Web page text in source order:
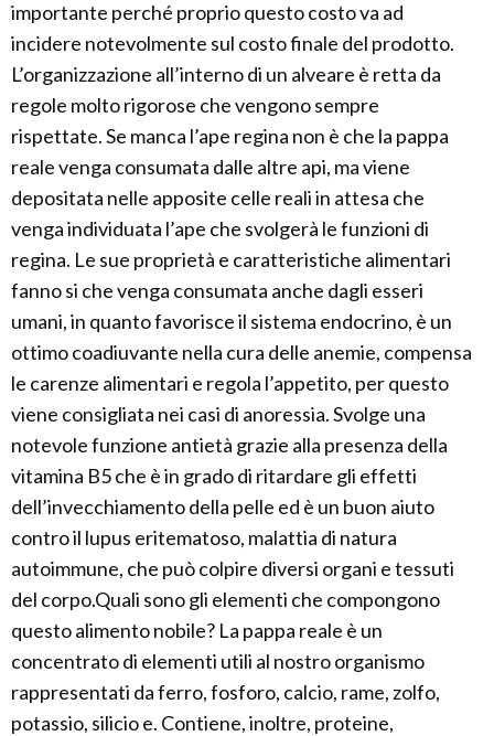
importante perché proprio questo costo va ad
incidere notevolmente sul costo finale del prodotto.
L’organizzazione all’interno di un alveare è retta da
regole molto rigorose che vengono sempre
rispettate. Se manca l’ape regina non è che la pappa
reale venga consumata dalle altre api, ma viene
depositata nelle apposite celle reali in attesa che
venga individuata l’ape che svolgerà le funzioni di
regina. Le sue proprietà e caratteristiche alimentari
fanno si che venga consumata anche dagli esseri
umani, in quanto favorisce il sistema endocrino, è un
ottimo coadiuvante nella cura delle anemie, compensa
le carenze alimentari e regola l’appetito, per questo
viene consigliata nei casi di anoressia. Svolge una
notevole funzione antietà grazie alla presenza della
vitamina B5 che è in grado di ritardare gli effetti
dell’invecchiamento della pelle ed è un buon aiuto
contro il lupus eritematoso, malattia di natura
autoimmune, che può colpire diversi organi e tessuti
del corpo.Quali sono gli elementi che compongono
questo alimento nobile? La pappa reale è un
concentrato di elementi utili al nostro organismo
rappresentati da ferro, fosforo, calcio, rame, zolfo,
potassio, silicio e. Contiene, inoltre, proteine,